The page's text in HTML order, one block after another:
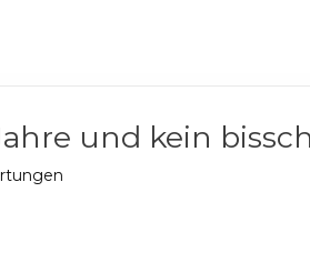
und kein